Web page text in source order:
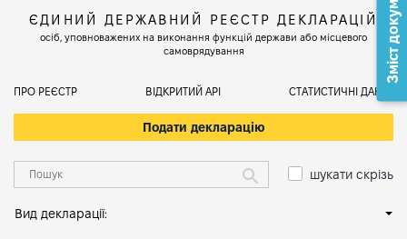
ЄДИНИЙ ДЕРЖАВНИЙ РЕЄСТР ДЕКЛАРАЦІЙ
осіб, уповноважених на виконання функцій держави або місцевого
самоврядування
ПРО РЕЄСТР ВІДКРИТИЙ АРІ СТАТИСТИЧНІ ДАНІ
Подати декларацію
шукати скрізь
Вид декларації:
Зміст документа